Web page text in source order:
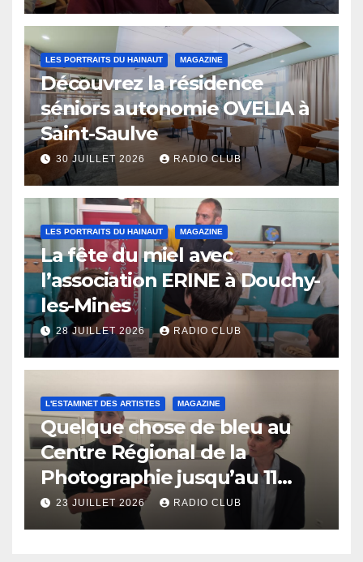
LES PORTRAITS DU HAINAUT MAGAZINE
Découvrez la résidence
séniors autonomie OVELIA à
Saint-Saulve
30 JUILLET 2026 RADIO CLUB
LES PORTRAITS DU HAINAUT MAGAZINE
La fête du miel avec
l’association ERINE à Douchy-
les-Mines
28 JUILLET 2026 RADIO CLUB
L'ESTAMINET DES ARTISTES MAGAZINE
Quelque chose de bleu au
Centre Régional de la
Photographie jusqu’au 11
octobre
23 JUILLET 2026 RADIO CLUB